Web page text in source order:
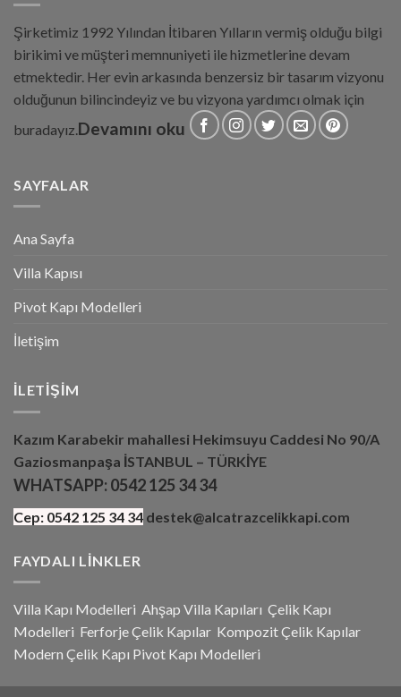
Şirketimiz 1992 Yılından İtibaren Yılların vermiş olduğu bilgi
birikimi ve müşteri memnuniyeti ile hizmetlerine devam
etmektedir. Her evin arkasında benzersiz bir tasarım vizyonu
olduğunun bilincindeyiz ve bu vizyona yardımcı olmak için
buradayız. Devamını oku
SAYFALAR
Ana Sayfa
Villa Kapısı
Pivot Kapı Modelleri
İletişim
İLETIŞIM
Kazım Karabekir mahallesi Hekimsuyu Caddesi No 90/A
Gaziosmanpaşa İSTANBUL – TÜRKİYE
WHATSAPP: 0542 125 34 34
Cep: 0542 125 34 34 destek@alcatrazcelikkapi.com
FAYDALI LINKLER
Villa Kapı Modelleri Ahşap Villa Kapıları Çelik Kapı
Modelleri Ferforje Çelik Kapılar Kompozit Çelik Kapılar
Modern Çelik Kapı Pivot Kapı Modelleri